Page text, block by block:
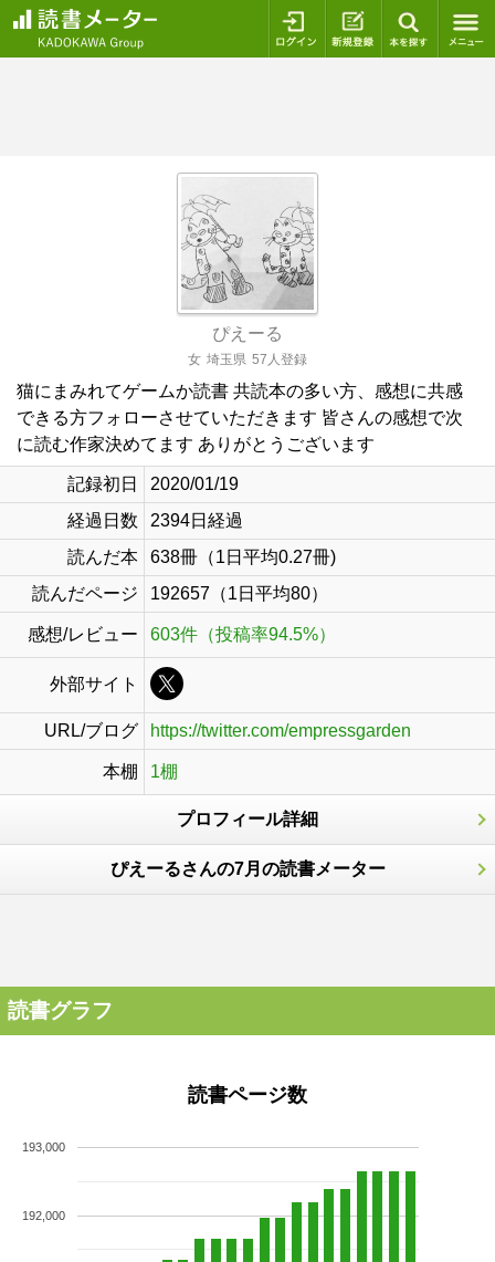
ログイン 新規登録
ぴえーる
女 埼玉県 57人登録
猫にまみれてゲームか読書 共読本の多い方、感想に共感
できる方フォローさせていただきます 皆さんの感想で次
に読む作家決めてます ありがとうございます
記録初日
2020/01/19
経過日数
2394日経過
読んだ本
638冊（1日平均0.27冊)
読んだページ
192657（1日平均80）
感想/レビュー 603件（投稿率94.5%）
外部サイト
URL/ブログ https://twitter.com/empressgarden
本棚 1棚
プロフィール詳細
ぴえーるさんの7月の読書メーター
読書グラフ
読書ページ数
192,000
193,000